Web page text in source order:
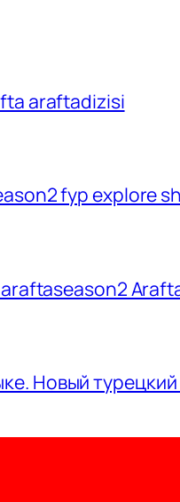
araftadizisi
fyp explore
Новый